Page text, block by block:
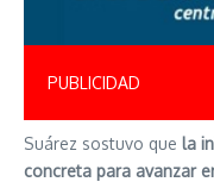
PUBLICIDAD
Suárez sostuvo que la
concreta para avanzar